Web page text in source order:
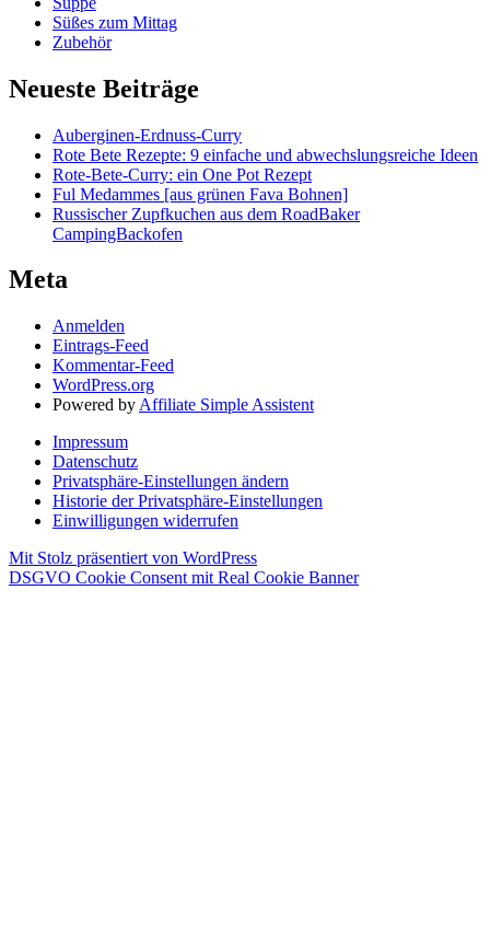
Süßes zum Mittag
Zubehör
Neueste Beiträge
Auberginen-Erdnuss-Curry
Rote Bete Rezepte: 9 einfache und abwechslungsreiche Ideen
Rote-Bete-Curry: ein One Pot Rezept
Ful Medammes [aus grünen Fava Bohnen]
Russischer Zupfkuchen aus dem RoadBaker
CampingBackofen
Meta
Anmelden
Eintrags-Feed
Kommentar-Feed
WordPress.org
Powered by Affiliate Simple Assistent
Impressum
Datenschutz
Privatsphäre-Einstellungen ändern
Historie der Privatsphäre-Einstellungen
Einwilligungen widerrufen
Mit Stolz präsentiert von WordPress
DSGVO Cookie Consent mit Real Cookie Banner